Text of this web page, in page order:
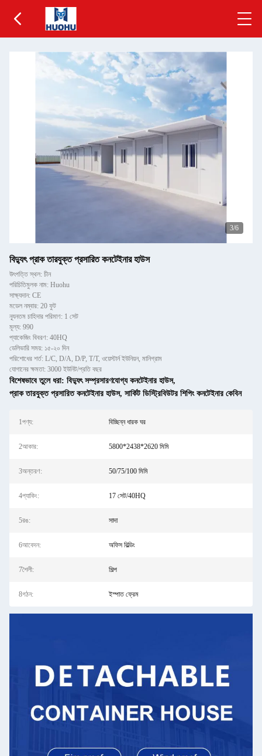
3/6
বিদ্যুৎ প্রাক তারযুক্ত প্রসারিত কনটেইনার হাউস
উৎপত্তি স্থল: চীন
পরিচিতিমুলক নাম: Huohu
সাক্ষ্যদান: CE
মডেল নম্বার: 20 ফুট
ন্যূনতম চাহিদার পরিমাণ: 1 সেট
মূল্য: 990
প্যাকেজিং বিবরণ: 40HQ
ডেলিভারি সময়: ১৫-২০ দিন
পরিশোধের শর্ত: L/C, D/A, D/P, T/T, ওয়েস্টার্ন ইউনিয়ন, মানিগ্রাম
যোগানের ক্ষমতা: 3000 ইউনিট/প্রতি বছর
বিশেষভাবে তুলে ধরা: বিদ্যুৎ সম্প্রসারণযোগ্য কনটেইনার হাউস,
প্রাক তারযুক্ত প্রসারিত কনটেইনার হাউস, সার্কিট ডিস্ট্রিবিউটর শিপিং কনটেইনার কেবিন
1পণ্য: বিচ্ছিন্ন ধারক ঘর
2আকার: 5800*2438*2620 মিমি
3অন্তরণ: 50/75/100 মিমি
4প্যাকিং: 17 সেট/40HQ
5রঙ: সাদা
6আবেদন: অফিস বিল্ডিং
7শৈলী: শিল্প
8গঠন: ইস্পাত ফ্রেম